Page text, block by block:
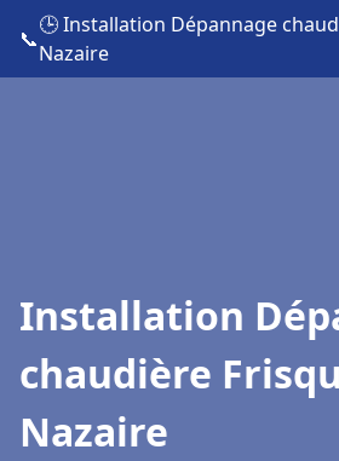
📞
🕒 Installation Dépannage
Nazaire
Installation
chaudière
Nazaire